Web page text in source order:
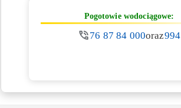
Pogotowie wodociągowe:
76 87 84 000oraz994